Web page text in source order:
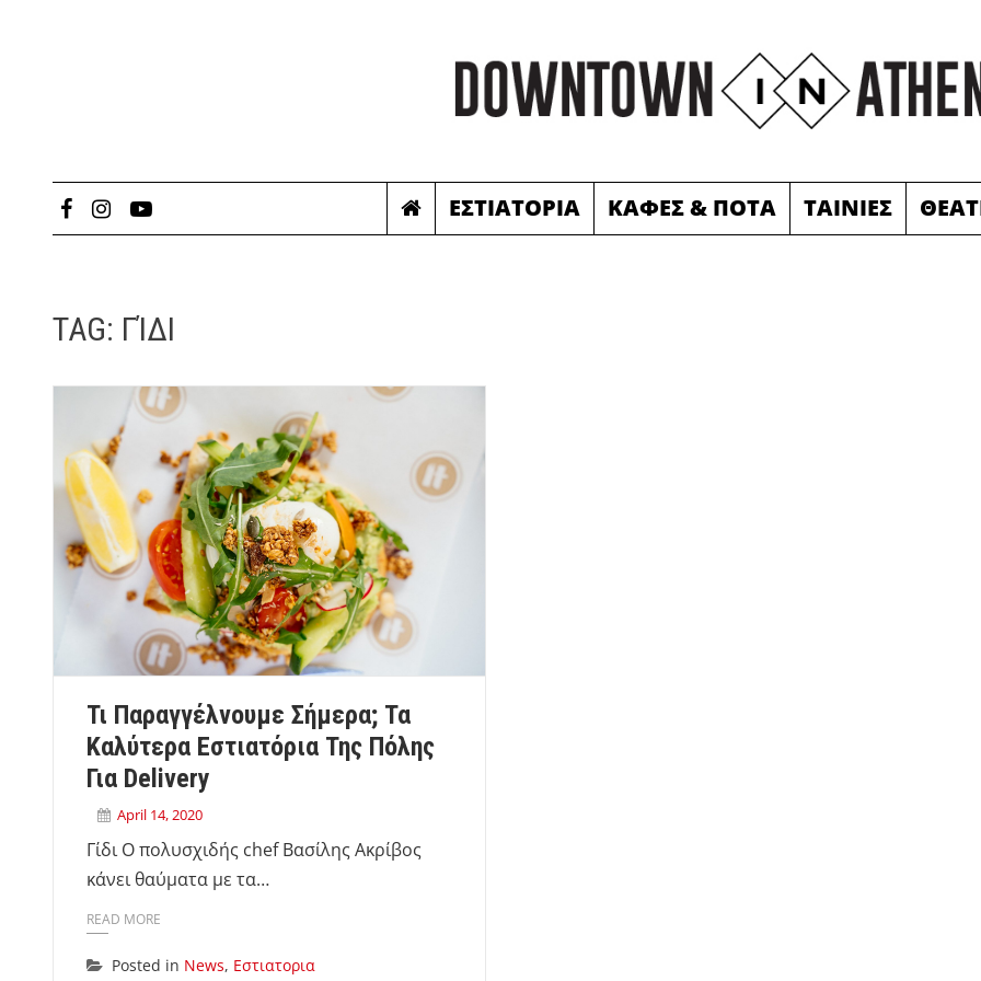
ΕΣΤΙΑΤΟΡΙΑ ΚΑΦΕΣ & ΠΟΤΑ ΤΑΙΝΙΕΣ
TAG: ΓΊΔΙ
Τι Παραγγέλνουμε Σήμερα; Τα
Καλύτερα Εστιατόρια Της Πόλης
Για Delivery
April 14, 2020
Γίδι Ο πολυσχιδής chef Βασίλης Ακρίβος
κάνει θαύματα με τα…
READ MORE
Posted in News, Εστιατορια